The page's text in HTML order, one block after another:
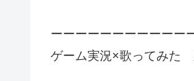
ーーーーーーーーーーー
ゲーム実況×歌ってみた